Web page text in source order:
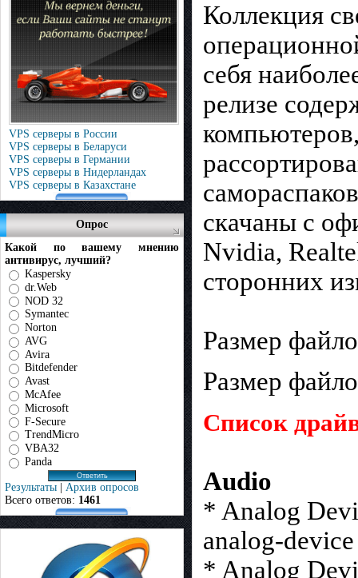
VPS серверы в России
VPS серверы в Беларуси
VPS серверы в Германии
VPS серверы в Нидерландах
VPS серверы в Казахстане
Опрос
Какой по вашему мнению
антивирус, лучший?
Kaspersky
dr.Web
NOD 32
Symantec
Norton
AVG
Avira
Bitdefender
Avast
McAfee
Microsoft
F-Secure
TrendMicro
VBA32
Panda
Результаты | Архив опросов
Всего ответов: 1461
Коллекция
себя
релизе
скачаны с
Nvidia,
сторонних
Размер
Размер
Список
Audio
* Analog
analog-
* Analog